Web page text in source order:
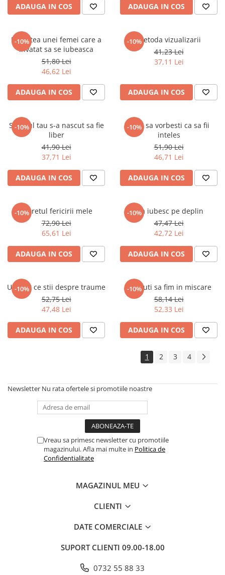
ADAUGA IN COS ADAUGA IN COS
-10%
Povestea unei femei care a
invatat sa se iubeasca
51,80 Lei
46,62 Lei
ADAUGA IN COS
-10%Metoda vizualizarii
41,23 Lei
37,11 Lei
ADAUGA IN COS
-10%
Sufletul tau s-a nascut sa fie
liber
41,90 Lei
37,71 Lei
ADAUGA IN COS
-10%
Cum sa vorbesti ca sa fii
inteles
51,90 Lei
46,71 Lei
ADAUGA IN COS
-10%
Secretul fericirii mele
72,90 Lei
65,61 Lei
ADAUGA IN COS
-10%Ma iubesc pe deplin
47,47 Lei
42,72 Lei
ADAUGA IN COS
-10%
Uita tot ce stii despre traume
52,75 Lei
47,48 Lei
ADAUGA IN COS
-10%
Nascuti sa fim in miscare
58,14 Lei
52,33 Lei
ADAUGA IN COS
1 2 3 4
Newsletter Nu rata ofertele si promotiile noastre
Vreau sa primesc newsletter cu promotiile
magazinului. Afla mai multe in Politica de
Confidentialitate
MAGAZINUL MEU
CLIENTI
DATE COMERCIALE
SUPORT CLIENTI 09.00-18.00
0732 55 88 33